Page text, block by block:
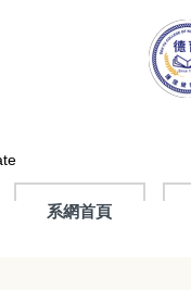
系網首頁